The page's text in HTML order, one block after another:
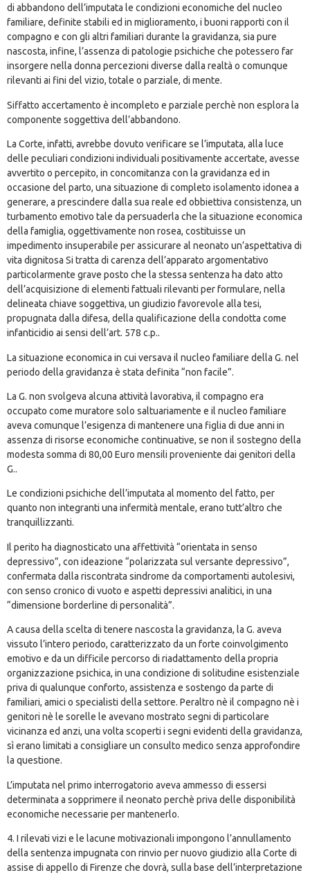
di abbandono dell’imputata le condizioni economiche del nucleo
familiare, definite stabili ed in miglioramento, i buoni rapporti con il
compagno e con gli altri familiari durante la gravidanza, sia pure
nascosta, infine, l’assenza di patologie psichiche che potessero far
insorgere nella donna percezioni diverse dalla realtà o comunque
rilevanti ai fini del vizio, totale o parziale, di mente.
Siffatto accertamento è incompleto e parziale perchè non esplora la
componente soggettiva dell’abbandono.
La Corte, infatti, avrebbe dovuto verificare se l’imputata, alla luce
delle peculiari condizioni individuali positivamente accertate, avesse
avvertito o percepito, in concomitanza con la gravidanza ed in
occasione del parto, una situazione di completo isolamento idonea a
generare, a prescindere dalla sua reale ed obbiettiva consistenza, un
turbamento emotivo tale da persuaderla che la situazione economica
della famiglia, oggettivamente non rosea, costituisse un
impedimento insuperabile per assicurare al neonato un’aspettativa di
vita dignitosa Si tratta di carenza dell’apparato argomentativo
particolarmente grave posto che la stessa sentenza ha dato atto
dell’acquisizione di elementi fattuali rilevanti per formulare, nella
delineata chiave soggettiva, un giudizio favorevole alla tesi,
propugnata dalla difesa, della qualificazione della condotta come
infanticidio ai sensi dell’art. 578 c.p..
La situazione economica in cui versava il nucleo familiare della G. nel
periodo della gravidanza è stata definita “non facile”.
La G. non svolgeva alcuna attività lavorativa, il compagno era
occupato come muratore solo saltuariamente e il nucleo familiare
aveva comunque l’esigenza di mantenere una figlia di due anni in
assenza di risorse economiche continuative, se non il sostegno della
modesta somma di 80,00 Euro mensili proveniente dai genitori della
G..
Le condizioni psichiche dell’imputata al momento del fatto, per
quanto non integranti una infermità mentale, erano tutt’altro che
tranquillizzanti.
Il perito ha diagnosticato una affettività “orientata in senso
depressivo”, con ideazione “polarizzata sul versante depressivo”,
confermata dalla riscontrata sindrome da comportamenti autolesivi,
con senso cronico di vuoto e aspetti depressivi analitici, in una
“dimensione borderline di personalità”.
A causa della scelta di tenere nascosta la gravidanza, la G. aveva
vissuto l’intero periodo, caratterizzato da un forte coinvolgimento
emotivo e da un difficile percorso di riadattamento della propria
organizzazione psichica, in una condizione di solitudine esistenziale
priva di qualunque conforto, assistenza e sostengo da parte di
familiari, amici o specialisti della settore. Peraltro nè il compagno nè i
genitori nè le sorelle le avevano mostrato segni di particolare
vicinanza ed anzi, una volta scoperti i segni evidenti della gravidanza,
sì erano limitati a consigliare un consulto medico senza approfondire
la questione.
L’imputata nel primo interrogatorio aveva ammesso di essersi
determinata a sopprimere il neonato perchè priva delle disponibilità
economiche necessarie per mantenerlo.
4. I rilevati vizi e le lacune motivazionali impongono l’annullamento
della sentenza impugnata con rinvio per nuovo giudizio alla Corte di
assise di appello di Firenze che dovrà, sulla base dell’interpretazione